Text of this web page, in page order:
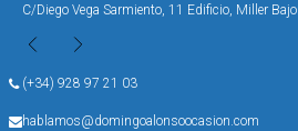
C/Diego Vega Sarmiento, 11 Edificio, Miller Bajo
(+34) 928 97 21 03
hablamos@domingoalonsoocasion.com